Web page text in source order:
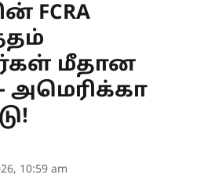
FCRA
மீதான
அமெரிக்கா
10:59 am